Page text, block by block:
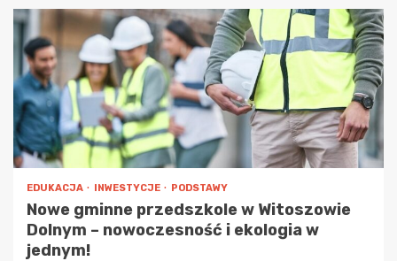
EDUKACJA INWESTYCJE PODSTAWY
Nowe gminne przedszkole w Witoszowie
Dolnym – nowoczesność i ekologia w
jednym!